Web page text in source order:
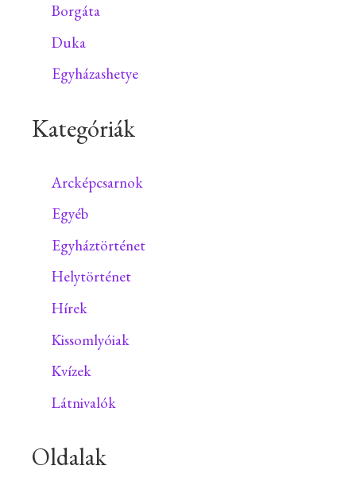
Borgáta
Duka
Egyházashetye
Kategóriák
Arcképcsarnok
Egyéb
Egyháztörténet
Helytörténet
Hírek
Kissomlyóiak
Kvízek
Látnivalók
Oldalak